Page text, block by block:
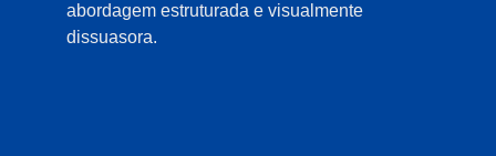
abordagem estruturada e visualmente
dissuasora.